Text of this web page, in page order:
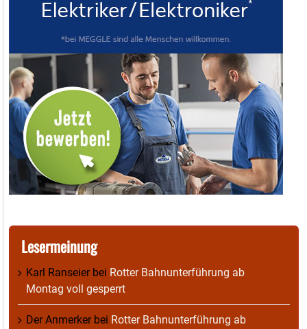
Lesermeinung
Karl Ranseierbei Rotter Bahnunterführung ab
Montag voll gesperrt
Der Anmerkerbei Rotter Bahnunterführung ab